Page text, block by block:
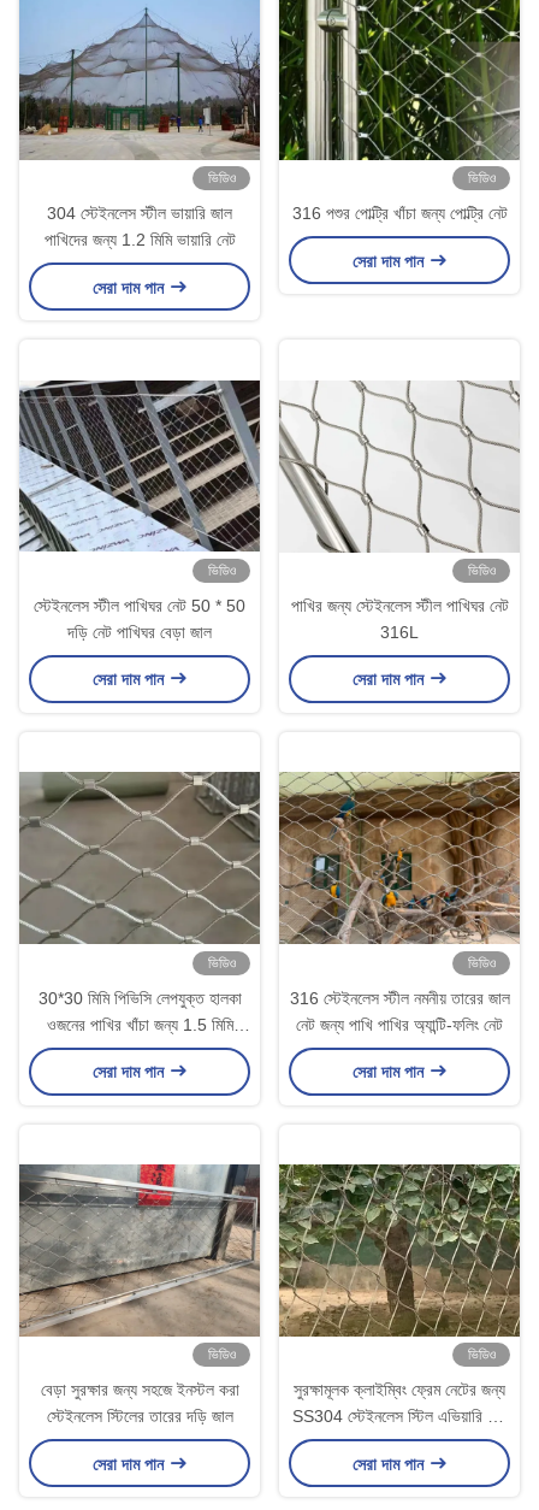
ভিডিও
304 স্টেইনলেস স্টীল ভায়ারি জাল
পাখিদের জন্য 1.2 মিমি ভায়ারি নেট
সেরা দাম পান
ভিডিও
316 পশুর পোল্ট্রি খাঁচা জন্য পোল্ট্রি নেট
সেরা দাম পান
ভিডিও
স্টেইনলেস স্টীল পাখিঘর নেট 50 * 50
দড়ি নেট পাখিঘর বেড়া জাল
সেরা দাম পান
ভিডিও
পাখির জন্য স্টেইনলেস স্টীল পাখিঘর নেট
316L
সেরা দাম পান
ভিডিও
30*30 মিমি পিভিসি লেপযুক্ত হালকা
ওজনের পাখির খাঁচা জন্য 1.5 মিমি
তারের ব্যাসার্ধের সাথে পাখিঘরের দড়ি নেট
সেরা দাম পান
ভিডিও
316 স্টেইনলেস স্টীল নমনীয় তারের জাল
নেট জন্য পাখি পাখির অ্যান্টি-ফলিং নেট
সেরা দাম পান
ভিডিও
বেড়া সুরক্ষার জন্য সহজে ইনস্টল করা
স্টেইনলেস স্টিলের তারের দড়ি জাল
সেরা দাম পান
ভিডিও
সুরক্ষামূলক ক্লাইম্বিং ফ্রেম নেটের জন্য
SS304 স্টেইনলেস স্টিল এভিয়ারি দড়ি
জাল
সেরা দাম পান